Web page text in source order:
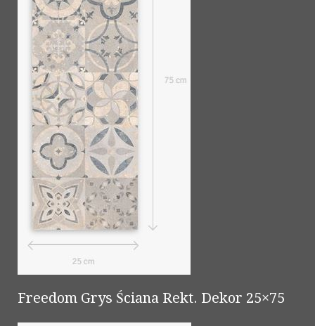
Freedom Grys Ściana Rekt. Dekor 25×75